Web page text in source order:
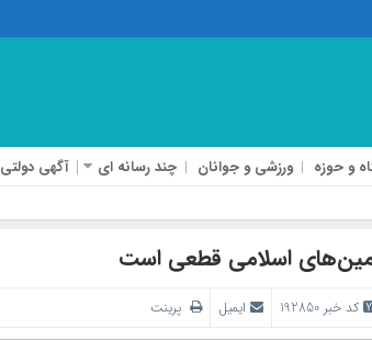
و حوزه ورزشی و جوانان چند رسانه ای آگهی دولتی
اسلامی قطعی است
کد خبر 192850 ایمیل پرینت